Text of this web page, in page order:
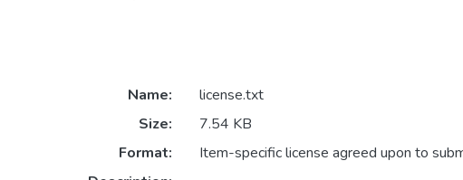
Name:
license.txt
Size:
7.54 KB
Format:
Item-specific license agreed upon to